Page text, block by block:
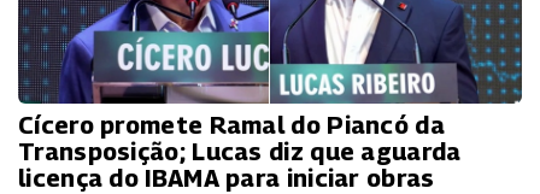
Cícero promete Ramal do Piancó da
Transposição; Lucas diz que aguarda
licença do IBAMA para iniciar obras